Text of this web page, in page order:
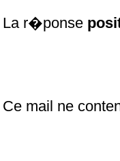
La r�ponse
Ce mail ne